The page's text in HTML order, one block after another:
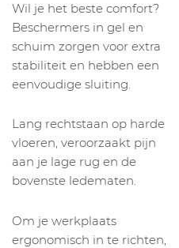
Wil je het beste comfort?
Beschermers in gel en
schuim zorgen voor extra
stabiliteit en hebben een
eenvoudige sluiting.
Lang rechtstaan op harde
vloeren, veroorzaakt pijn
aan je lage rug en de
bovenste ledematen.
Om je werkplaats
ergonomisch in te richten,